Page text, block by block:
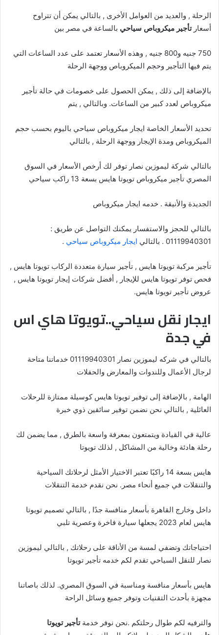
الرحلة , والعديد من العوامل الأخرى , بالتالي يمكن أن تتراوح
أسعارتأجير ميكروباص سياحي بالساعة في مصر بين
750 جنيه و800 جنيه , وهذه الأسعار تعتمد على عدد الساعات التي
يتم فيها التأجير وحجم الميكروباص ووجهة الرحلة
بالإضافة إلى ذلك , يمكن الحصول على خصومات في حالة تأجير
ميكروباص لعدد كبير من الساعات. وبالتالي , يتم
تحديد الأسعار الخاصة ايجار ميكروباص سياحي باليوم بحسب حجم
الميكروباص ومدة الإيجار ووجهة الرحلة , بالتالي
بالتالي شركة ليموزين نصار توفر لك أرخص الأسعار في السوق
المصري تأجير ميكروباص تويوتا هايس بسعة 13 راكب سياحي
الجديدة والأنيقة . خدمه ايجار ميكروباص
بالتالي للحجز والاستفسار يمكنك التواصل عن طريق :
01119940301 . بالتالي
ايجار ميكروباص سياحي .
تأجير مركبة تويوتا هايس , تأجير سيارة متعددة الركاب تويوتا هايس ,
فحص توفر تويوتا هايس للإيجار , أفضل شركات إيجار تويوتا هايس ,
عروض تأجير تويوتا هايس.
ايجار نقل سياحي..تويوتا هاي اس
في جدة
بالتالي في شركه ليموزين نصار 01119940301 خدماتنا متاحة
لرجال الأعمال وللندوات والمعارض والحفلات
الهامة , بالإضافة إلى توفير تويوتا هايس كوسيلة ممتازة للرحلات
العائلية , بالتالي نحن نضمن توفير سائقين ذوي خبرة
عالية في القيادة ويتمتعون بمعرفة واسعة بالطرق , مما يضمن لك
رحلة هادئة وخالية من المشاكل , لذلك تويوتا
هايس بسعة 14 راكبًا تعتبر الاختيار الأمثل لرحلاتك السياحية
والتنقلات في جميع أنحاء مصر. نحن نقدم خدمة التنقلات
داخل وخارج القاهرة بأسعار منافسة جدًا , بالتالي تصميم تويوتا
هايس لعام 2023 يجعلها سيارة فاخرة وعصرية تلبي
احتياجاتك وتضفي لمسة من الأناقة على رحلاتك , بالتالي ليموزين
نصار للنقل السياحي تقدم لكم خدمه تأجير تويوتا
هايس بأسعار منافسة ومناسبة في السوق المصري. لذلك باصاتنا
مجهزة بأحدث التقنيات وتوفر جميع وسائل الراحة
والترفيه لكم طوال رحلتكم .نحن نوفر خدمةتأجير تويوتا